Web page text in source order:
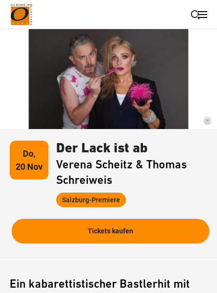
Wegbeschreibung erhalten
©
Do,
20 Nov
Der Lack ist ab
Verena Scheitz & Thomas
Schreiweis
Salzburg-Premiere
Tickets kaufen
Ein kabarettistischer Bastlerhit mit